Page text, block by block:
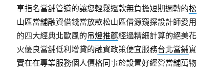
享指名當舖管道的讓您輕鬆還款無負擔短期週轉的松
山區當舖融資借錢當放款松山區借源窺探設計師愛用
的四大經典北歐風的吊燈推薦經過精細計算的絕美花
火優良當舖低利增貸的融資政策便宜服務台北當鋪實
實在在專業服務個人價格同事於設置好經營當舖萬物